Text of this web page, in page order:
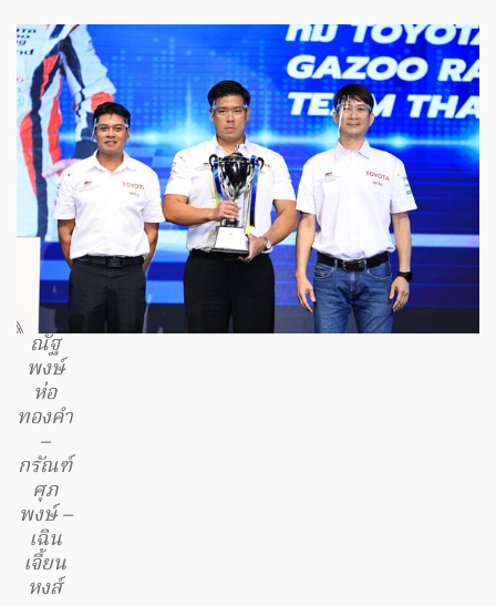
ณัฐ
พงษ์
ห่อ
ทองคำ
–
กรัณฑ์
ศุภ
พงษ์ –
เฉิน
เจี้ยน
หงส์